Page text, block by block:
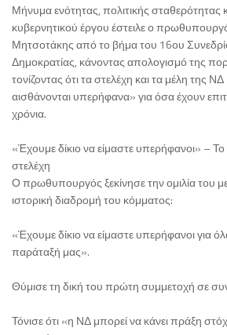
Μήνυμα ενότητας, πολιτικής σταθερότητας
κυβερνητικού έργου έστειλε ο
Μητσοτάκης από το βήμα του 16ου
Δημοκρατίας, κάνοντας απολογισμό της
τονίζοντας ότι τα στελέχη και τα μέλη της
αισθάνονται υπερήφανα» για όσα έχουν
χρόνια.
«Έχουμε δίκιο να είμαστε υπερήφανοι» –
στελέχη
Ο πρωθυπουργός ξεκίνησε την ομιλία του
ιστορική διαδρομή του κόμματος:
«Έχουμε δίκιο να είμαστε υπερήφανοι για
παράταξή μας».
Θύμισε τη δική του πρώτη συμμετοχή σε
Τόνισε ότι «η ΝΔ μπορεί να κάνει πράξη